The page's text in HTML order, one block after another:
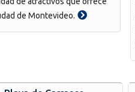
de Montevideo.